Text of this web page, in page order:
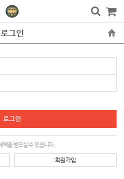
로그인
을 받으실 수 있습니다.
회원가입